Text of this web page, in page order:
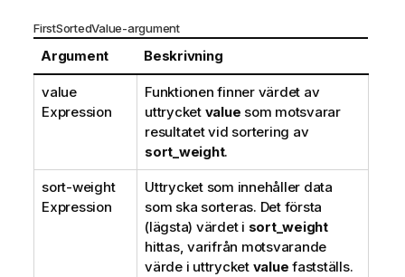
FirstSortedValue-argument
Argument Beskrivning
value
Expression
Funktionen finner värdet av
uttrycket value som motsvarar
resultatet vid sortering av
sort_weight.
sort-weight
Expression
Uttrycket som innehåller data
som ska sorteras. Det första
(lägsta) värdet i sort_weight
hittas, varifrån motsvarande
värde i uttrycket value fastställs.